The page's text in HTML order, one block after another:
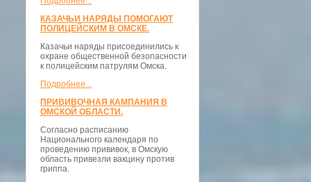
КАЗАЧЬИ НАРЯДЫ ПОМОГАЮТ
ПОЛИЦЕЙСКИМ В ОМСКЕ.
Казачьи наряды присоединились к
охране общественной безопасности
к полицейским патрулям Омска.
Подробнее...
ПРИВИВОЧНАЯ КАМПАНИЯ В
ОМСКОЙ ОБЛАСТИ.
Согласно расписанию
Национального календаря по
проведению прививок, в Омскую
область привезли вакцину против
гриппа.